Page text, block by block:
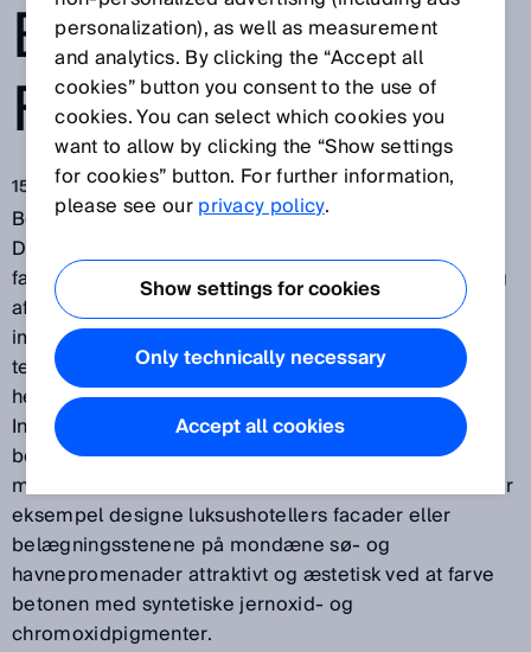
BLIVER TIL
FARVE
15. maj 2018
Beton er det mest brugte byggemateriale i verden.
Det bruges til produktion af tagsten, lofter, skorstene,
facader, belægningssten, trapper, kældre, garager og
affaldsspande. Byggematerialet er p.t. ved at ændre
image hvad angår æstetik. En af årsagerne er
tendensen til at ville væk fra den triste grå farve og
hen mod kulørte betonmaterialer. Business Unit
Inorganic Pigments fra LANXESS giver arkitekter og
betonforarbejdende virksomheder en farvepalette
med over 100 farvenuancer. På den måde kan man for
eksempel designe luksushotellers facader eller
belægningsstenene på mondæne sø- og
havnepromenader attraktivt og æstetisk ved at farve
betonen med syntetiske jernoxid- og
chromoxidpigmenter.
personalization), as well as measurement
and analytics. By clicking the “Accept all
cookies” button you consent to the use of
cookies. You can select which cookies you
want to allow by clicking the “Show settings
for cookies” button. For further information,
please see ourprivacy policy.
Show settings for cookies
Only technically necessary
Accept all cookies